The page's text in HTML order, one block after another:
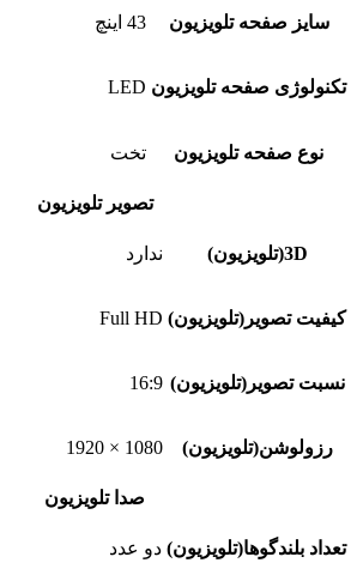
سایز صفحه تلویزیون 43 اینچ
تکنولوژی صفحه تلویزیون LED
نوع صفحه تلویزیون تخت
تصویر تلویزیون
3D(تلویزیون) ندارد
کیفیت تصویر(تلویزیون) Full HD
نسبت تصویر(تلویزیون) 16:9
رزولوشن(تلویزیون) 1080 × 1920
صدا تلویزیون
تعداد بلندگوها(تلویزیون) دو عدد